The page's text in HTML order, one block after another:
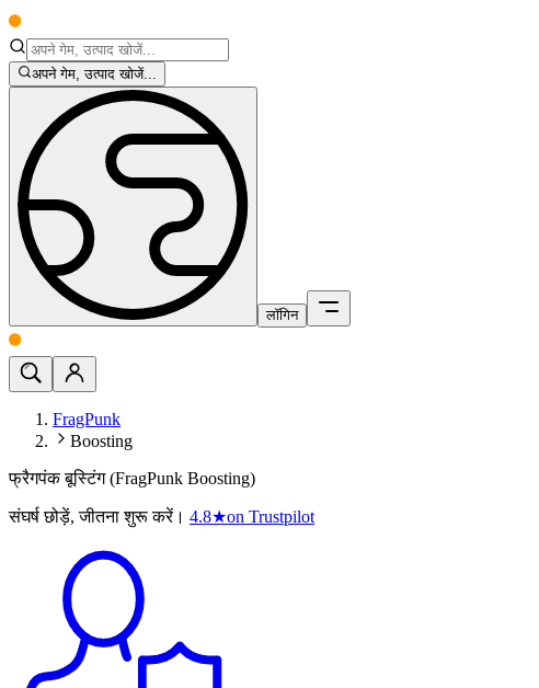
अपने गेम, उत्पाद खोजें...
लॉगिन
FragPunk
Boosting
फ्रैगपंक बूस्टिंग (FragPunk Boosting)
संघर्ष छोड़ें, जीतना शुरू करें। 4.8★on Trustpilot